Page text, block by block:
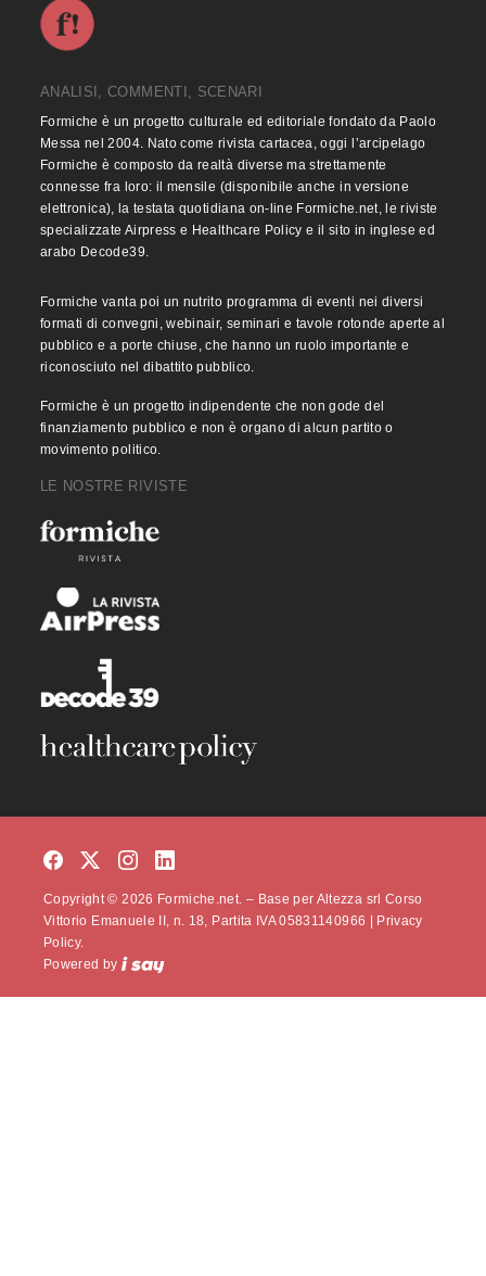
ANALISI, COMMENTI, SCENARI
Formiche è un progetto culturale ed editoriale fondato da Paolo
Messa nel 2004. Nato come rivista cartacea, oggi l’arcipelago
Formiche è composto da realtà diverse ma strettamente
connesse fra loro: il mensile (disponibile anche in versione
elettronica), la testata quotidiana on-line Formiche.net, le riviste
specializzate Airpress e Healthcare Policy e il sito in inglese ed
arabo Decode39.
Formiche vanta poi un nutrito programma di eventi nei diversi
formati di convegni, webinair, seminari e tavole rotonde aperte al
pubblico e a porte chiuse, che hanno un ruolo importante e
riconosciuto nel dibattito pubblico.
Formiche è un progetto indipendente che non gode del
finanziamento pubblico e non è organo di alcun partito o
movimento politico.
LE NOSTRE RIVISTE
Copyright © 2026 Formiche.net. – Base per Altezza srl Corso
Vittorio Emanuele II, n. 18, Partita IVA 05831140966 |
Privacy
Policy.
Powered by